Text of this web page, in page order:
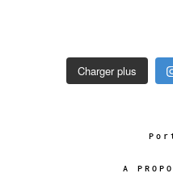
Charger plus
A